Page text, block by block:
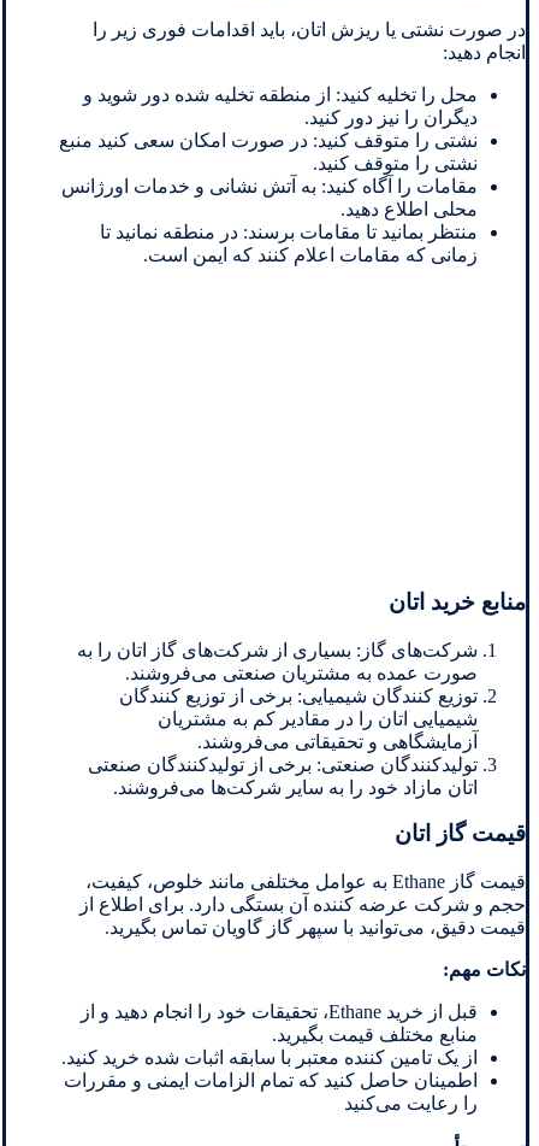
در صورت نشتی یا ریزش اتان، باید اقدامات فوری زیر را
انجام دهید:
محل را تخلیه کنید: از منطقه تخلیه شده دور شوید و
دیگران را نیز دور کنید.
نشتی را متوقف کنید: در صورت امکان سعی کنید منبع
نشتی را متوقف کنید.
مقامات را آگاه کنید: به آتش نشانی و خدمات اورژانس
محلی اطلاع دهید.
منتظر بمانید تا مقامات برسند: در منطقه نمانید تا
زمانی که مقامات اعلام کنند که ایمن است.
منابع خرید اتان
شرکت‌های گاز: بسیاری از شرکت‌های گاز اتان را به
صورت عمده به مشتریان صنعتی می‌فروشند.
توزیع کنندگان شیمیایی: برخی از توزیع کنندگان
شیمیایی اتان را در مقادیر کم به مشتریان
آزمایشگاهی و تحقیقاتی می‌فروشند.
تولیدکنندگان صنعتی: برخی از تولیدکنندگان صنعتی
اتان مازاد خود را به سایر شرکت‌ها می‌فروشند.
قیمت گاز اتان
قیمت گاز Ethane به عوامل مختلفی مانند خلوص، کیفیت،
حجم و شرکت عرضه کننده آن بستگی دارد. برای اطلاع از
قیمت دقیق، می‌توانید با سپهر گاز گاویان تماس بگیرید.
نکات مهم:
قبل از خرید Ethane، تحقیقات خود را انجام دهید و از
منابع مختلف قیمت بگیرید.
از یک تامین کننده معتبر با سابقه اثبات شده خرید کنید.
اطمینان حاصل کنید که تمام الزامات ایمنی و مقررات
را رعایت می‌کنید